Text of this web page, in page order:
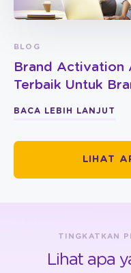
BLOG
Brand Activation
Terbaik Untuk
BACA LEBIH LANJUT
LIHAT
TINGKATKAN
Lihat apa